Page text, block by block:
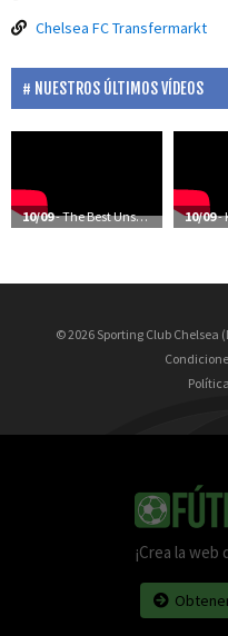
Chelsea FC Transfermarkt
NUESTROS ÚLTIMOS VÍDEOS
10/09- The Best Unseen Moments Of Chelsea’s Season 10/09- Kai
© 2026 Sporting Club Chelsea
¡Crea la